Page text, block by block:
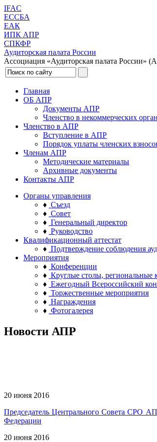
IFAC
ЕССБА
ЕАК
ИПК АПР
СПКФР
Аудиторская палата России
Ассоциация «Аудиторская палата России»
Главная
ОБ АПР
Документы АПР
Членство в некоммерческих
Членство в АПР
Вступление в АПР
Порядок уплаты членских
Членам АПР
Методические материалы
Архивные документы
Контакты АПР
Органы управления
♦ Съезд
♦ Совет
♦ Генеральный директор
♦ Руководство
Квалификационный аттестат
♦ Подтверждение соблюдения
Мероприятия
♦ Конференции
♦ Круглые столы, региональные
♦ Ежегодный Всероссийский
♦ Торжественные мероприятия
♦ Награждения
♦ Фотогалерея
Новости АПР
20 июня 2016
Председатель Центрального Совета СРО
Федерации
20 июня 2016